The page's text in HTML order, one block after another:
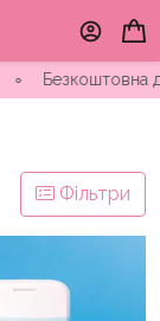
доставка
Фільтри